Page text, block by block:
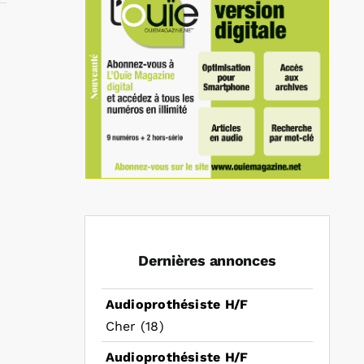
Dernières annonces
Audioprothésiste H/F
Cher (18)
Audioprothésiste H/F